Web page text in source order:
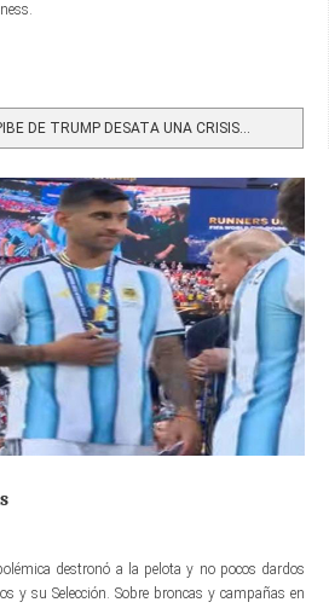
DE TRUMP DESATA UNA CRISIS...
destronó a la pelota y no pocos dardos
y su Selección. Sobre broncas y campañas en